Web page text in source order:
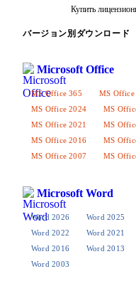
Купить
バージョン別ダウンロード
Microsoft Office
MS Office 365 MS Office
MS Office 2024
MS
MS Office 2021
MS
MS Office 2016
MS
MS Office 2007
MS
Microsoft Word
Word 2026 Word 2025
Word 2022
Word 2021
Word 2016
Word 2013
Word 2003